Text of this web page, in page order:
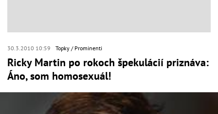
30.3.2010 10:59 Topky Prominenti
Ricky Martin po rokoch špekulácií priznáva:
Áno, som homosexuál!